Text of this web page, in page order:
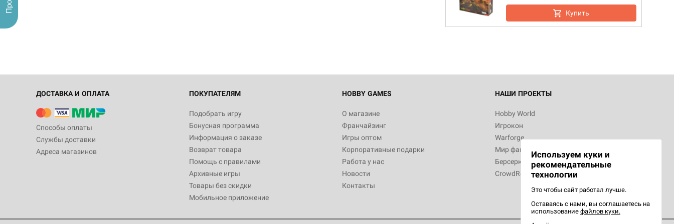
Купить
ДОСТАВКА И ОПЛАТА
Способы оплаты
Службы доставки
Адреса магазинов
ПОКУПАТЕЛЯМ
Подобрать игру
Бонусная программа
Информация о заказе
Возврат товара
Помощь с правилами
Архивные игры
Товары без скидки
Мобильное приложение
HOBBY GAMES
О магазине
Франчайзинг
Игры оптом
Корпоративные подарки
Работа у нас
Новости
Контакты
НАШИ ПРОЕКТЫ
Hobby World
Игрокон
Warforge
Мир фантастики
Берсерк
CrowdRepublic
Используем куки и
рекомендательные
технологии
Это чтобы сайт работал лучше.
Оставаясь с нами, вы соглашаетесь на
использование файлов куки.
Белая смерть
12 990
Настольная игра Hobby World Ужас
3 490